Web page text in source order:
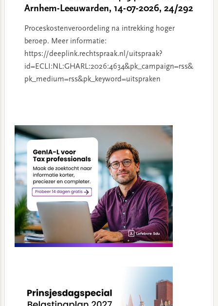
Arnhem-Leeuwarden, 14-07-2026, 24/292
Proceskostenveroordeling na intrekking hoger
beroep. Meer informatie:
https://deeplink.rechtspraak.nl/uitspraak?
id=ECLI:NL:GHARL:2026:4634&pk_campaign=rss&
pk_medium=rss&pk_keyword=uitspraken
Sidebar